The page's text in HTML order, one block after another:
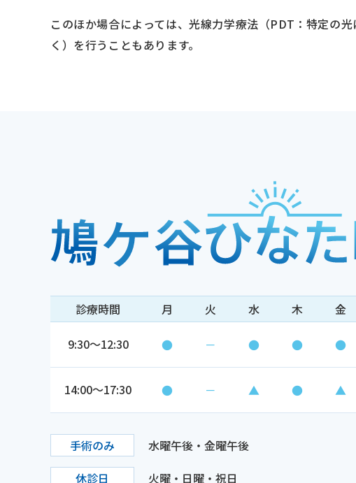
このほか場合によっては、光線力学療法（PDT：特定の
く）を行うこともあります。
手術のみ
水曜午後・金曜午後
休診日
火曜・日曜・祝日
診療時間 月 火 水 木 金
9:30～12:30 ● － ● ● ●
14:00～17:30 ● － ▲ ● ▲